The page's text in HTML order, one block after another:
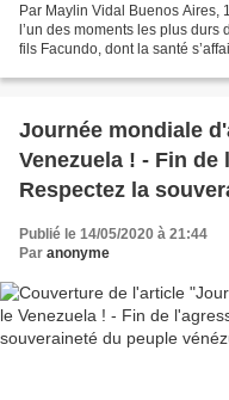
Par Maylin Vidal Buenos Aires,
l’un des moments les plus durs
fils Facundo, dont la santé
Journée mondiale
Venezuela ! - Fin
Respectez la
Publié le 14/05/2020 à 21:44
Par anonyme